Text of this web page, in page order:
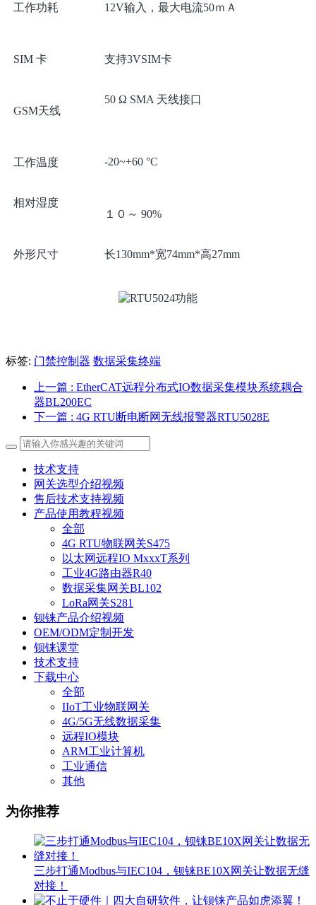
工作功耗 12V输入，最大电流50ｍＡ
SIM 卡 支持3VSIM卡
GSM天线
50 Ω SMA 天线接口
工作温度 -20~+60 °C
相对湿度
１０～ 90%
外形尺寸 长130mm*宽74mm*高27mm
标签: 门禁控制器 数据采集终端
上一篇 : EtherCAT远程分布式IO数据采集模块系统耦合
器BL200EC
下一篇 : 4G RTU断电断网无线报警器RTU5028E
技术支持
网关选型介绍视频
售后技术支持视频
产品使用教程视频
全部
4G RTU物联网关S475
以太网远程IO MxxxT系列
工业4G路由器R40
数据采集网关BL102
LoRa网关S281
钡铼产品介绍视频
OEM/ODM定制开发
钡铼课堂
技术支持
下载中心
全部
IIoT工业物联网关
4G/5G无线数据采集
远程IO模块
ARM工业计算机
工业通信
其他
为你推荐
三步打通Modbus与IEC104，钡铼BE10X网关让数据无缝
对接！